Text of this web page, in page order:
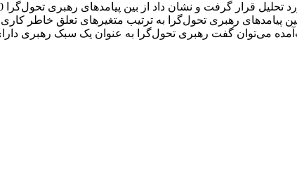
می‌توان گفت رهبری تحول‌گرا به عنوان یک سبک رهبری